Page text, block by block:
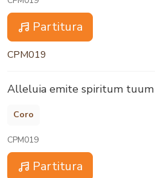
Partitura
CPM019
Alleluia emite spiritum tuum
Coro
CPM019
Partitura